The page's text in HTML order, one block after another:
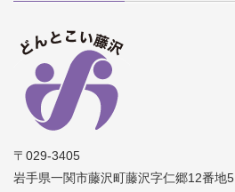
〒029-3405
岩手県一関市藤沢町藤沢字仁郷12番地5